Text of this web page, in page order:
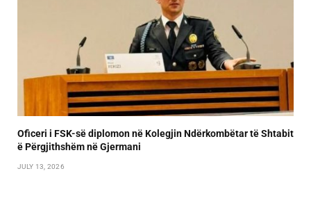
Oficeri i FSK-së diplomon në Kolegjin Ndërkombëtar të Shtabit
ë Përgjithshëm në Gjermani
JULY 13, 2026